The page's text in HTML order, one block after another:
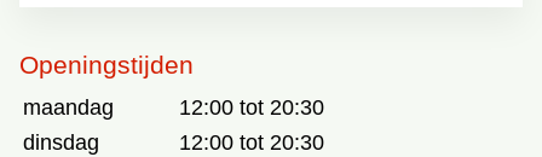
Openingstijden
maandag
12:00 tot 20:30
dinsdag
12:00 tot 20:30